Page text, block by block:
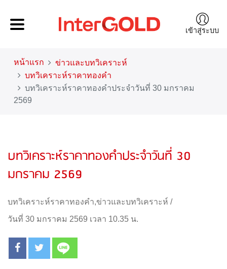
เข้าสู่ระบบ
หน้าแรก
ข่าวและบทวิเคราะห์
บทวิเคราะห์ราคาทองคำ
บทวิเคราะห์ราคาทองคำประจำวันที่ 30 มกราคม
2569
บทวิเคราะห์ราคาทองคำประจำวันที่ 30
มกราคม 2569
บทวิเคราะห์ราคาทองคำ,ข่าวและบทวิเคราะห์ /
วันที่ 30 มกราคม 2569 เวลา 10.35 น.